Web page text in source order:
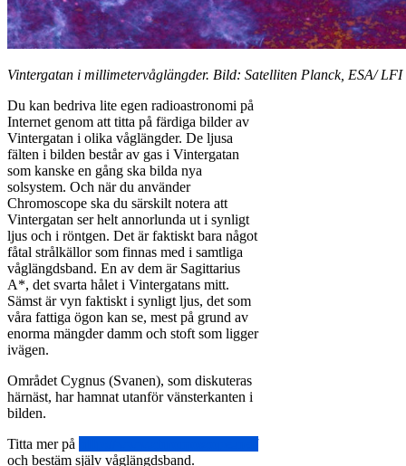
Vintergatan i millimetervåglängder. Bild: Satelliten Planck, ESA/
Du kan bedriva lite egen radioastronomi på
Internet genom att titta på färdiga bilder av
Vintergatan i olika våglängder. De ljusa
fälten i bilden består av gas i Vintergatan
som kanske en gång ska bilda nya
solsystem. Och när du använder
Chromoscope ska du särskilt notera att
Vintergatan ser helt annorlunda ut i synligt
ljus och i röntgen. Det är faktiskt bara något
fåtal strålkällor som finnas med i samtliga
våglängdsband. En av dem är Sagittarius
A*, det svarta hålet i Vintergatans mitt.
Sämst är vyn faktiskt i synligt ljus, det som
våra fattiga ögon kan se, mest på grund av
enorma mängder damm och stoft som ligger
ivägen.
Området Cygnus (Svanen), som diskuteras
härnäst, har hamnat utanför vänsterkanten i
bilden.
Titta mer på
och bestäm själv våglängdsband.